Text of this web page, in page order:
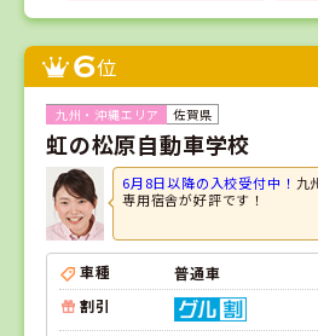
6位
佐賀県
虹の松原自動車学校
6月8日以降の入校受付中！ 九
専用宿舎が好評です！
車種
普通車
割引